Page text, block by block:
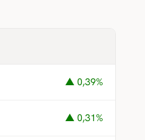
▲ 0,39%
▲ 0,31%